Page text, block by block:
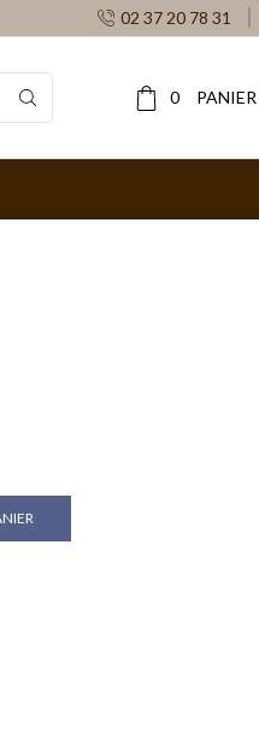
02 37 20 78 31
0 PANIER